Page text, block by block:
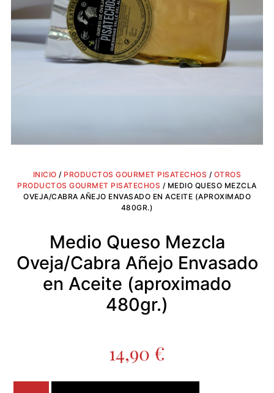
INICIO / PRODUCTOS GOURMET PISATECHOS / OTROS
PRODUCTOS GOURMET PISATECHOS / MEDIO QUESO MEZCLA
OVEJA/CABRA AÑEJO ENVASADO EN ACEITE (APROXIMADO
480GR.)
Medio Queso Mezcla
Oveja/Cabra Añejo Envasado
en Aceite (aproximado
480gr.)
14,90 €